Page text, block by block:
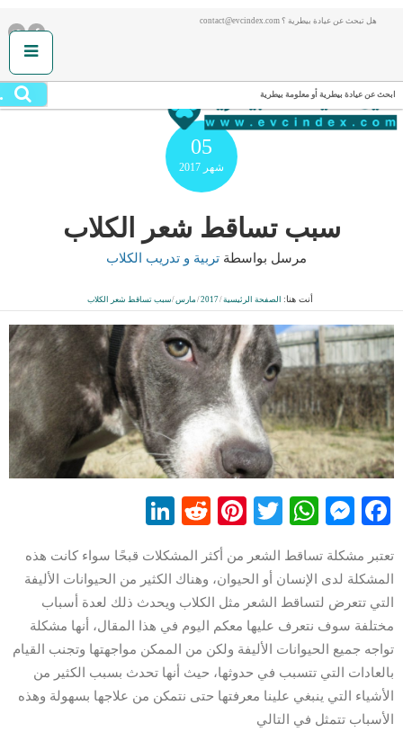
هل تبحث عن عيادة بيطرية ؟ contact@evcindex.com
ابحث عن عيادة بيطرية أو معلومة بيطرية
05
شهر 2017
سبب تساقط شعر الكلاب
مرسل بواسطةتربية و تدريب الكلاب
أنت هنا: الصفحة الرئيسية/
2017
/ مارس/سبب تساقط شعر الكلاب
Facebook
Messenger
WhatsApp
Twitter
Pinterest
Reddit
تعتبر مشكلة تساقط الشعر من أكثر المشكلات قبحًا سواء كانت هذه
المشكلة لدى الإنسان أو الحيوان، وهناك الكثير من الحيوانات الأليفة
التي تتعرض لتساقط الشعر مثل الكلاب ويحدث ذلك لعدة أسباب
مختلفة سوف نتعرف عليها معكم اليوم في هذا المقال، أنها مشكلة
تواجه جميع الحيوانات الأليفة ولكن من الممكن مواجهتها وتجنب القيام
بالعادات التي تتسبب في حدوثها، حيث أنها تحدث بسبب الكثير من
الأشياء التي ينبغي علينا معرفتها حتى نتمكن من علاجها بسهولة وهذه
الأسباب تتمثل في التالي